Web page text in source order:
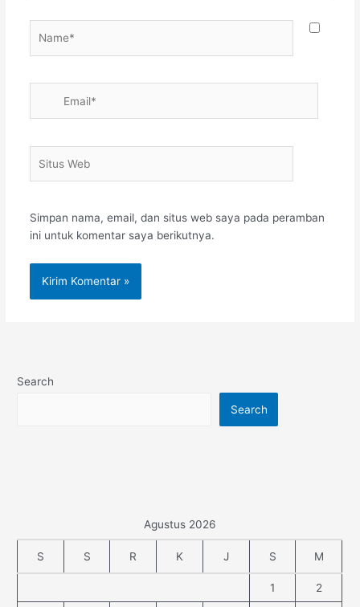
Web
Simpan nama, email, dan situs web saya pada peramban
ini untuk komentar saya berikutnya.
Search
Search
Agustus 2026
S S R K J S M
1 2